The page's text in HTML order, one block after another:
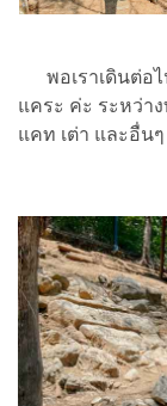
พอเราเดินต่อไ
แคระ ค่ะ ระหว่า
แคท เต่า และอื่น